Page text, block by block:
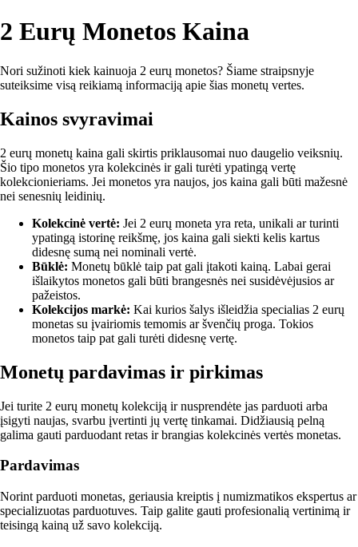
2 Eurų Monetos Kaina
Nori sužinoti kiek kainuoja 2 eurų monetos? Šiame straipsnyje
suteiksime visą reikiamą informaciją apie šias monetų vertes.
Kainos svyravimai
2 eurų monetų kaina gali skirtis priklausomai nuo daugelio veiksnių.
Šio tipo monetos yra kolekcinės ir gali turėti ypatingą vertę
kolekcionieriams. Jei monetos yra naujos, jos kaina gali būti mažesnė
nei senesnių leidinių.
Kolekcinė vertė: Jei 2 eurų moneta yra reta, unikali ar turinti
ypatingą istorinę reikšmę, jos kaina gali siekti kelis kartus
didesnę sumą nei nominali vertė.
Būklė: Monetų būklė taip pat gali įtakoti kainą. Labai gerai
išlaikytos monetos gali būti brangesnės nei susidėvėjusios ar
pažeistos.
Kolekcijos markė: Kai kurios šalys išleidžia specialias 2 eurų
monetas su įvairiomis temomis ar švenčių proga. Tokios
monetos taip pat gali turėti didesnę vertę.
Monetų pardavimas ir pirkimas
Jei turite 2 eurų monetų kolekciją ir nusprendėte jas parduoti arba
įsigyti naujas, svarbu įvertinti jų vertę tinkamai. Didžiausią pelną
galima gauti parduodant retas ir brangias kolekcinės vertės monetas.
Pardavimas
Norint parduoti monetas, geriausia kreiptis į numizmatikos ekspertus ar
specializuotas parduotuves. Taip galite gauti profesionalią vertinimą ir
teisingą kainą už savo kolekciją.